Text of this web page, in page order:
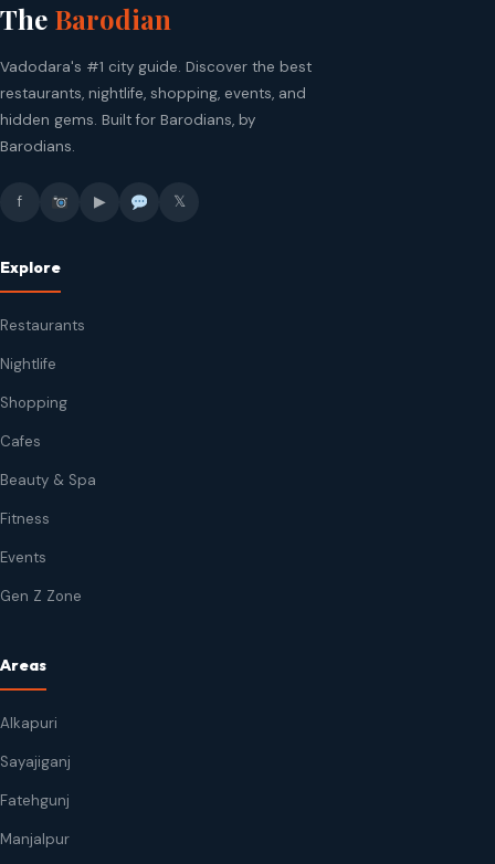
The Barodian
Vadodara's #1 city guide. Discover the best
restaurants, nightlife, shopping, events, and
hidden gems. Built for Barodians, by
Barodians.
f ▶ 𝕏
Explore
Restaurants
Nightlife
Shopping
Cafes
Beauty & Spa
Fitness
Events
Gen Z Zone
Areas
Alkapuri
Sayajiganj
Fatehgunj
Manjalpur